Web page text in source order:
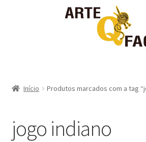
Início Produtos marcados com a tag
jogo indiano